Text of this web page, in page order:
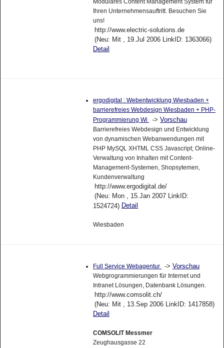
Modulares Content Management System für
Ihren Unternehmensauftritt. Besuchen Sie
uns!
http://www.electric-solutions.de
(Neu: Mit , 19.Jul 2006 LinkID: 1363066)
Detail
ergodigital : Webentwicklung Wiesbaden +
barrierefreies Webdesign Wiesbaden + PHP-
Programmierung Wi
-> Vorschau
Barrierefreies Webdesign und Entwicklung
von dynamischen Webanwendungen mit
PHP MySQL XHTML CSS Javascript; Online-
Verwaltung von Inhalten mit Content-
Management-Systemen, Shopsytemen,
Kundenverwaltung
http://www.ergodigital.de/
(Neu: Mon , 15.Jan 2007 LinkID:
1524724) Detail
Wiesbaden
Full Service Webagentur -> Vorschau
Webgrogrammierungen für Internet und
Intranet Lösungen, Datenbank Lösungen.
http://www.comsolit.ch/
(Neu: Mit , 13.Sep 2006 LinkID: 1417858)
Detail
COMSOLIT Messmer
Zeughausgasse 22